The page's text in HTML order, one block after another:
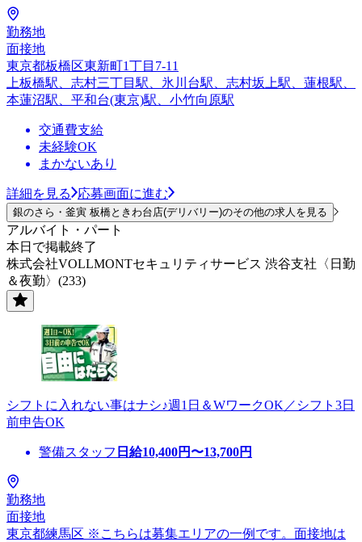
勤務地
面接地
東京都板橋区東新町1丁目7-11
上板橋駅、志村三丁目駅、氷川台駅、志村坂上駅、蓮根駅、
本蓮沼駅、平和台(東京)駅、小竹向原駅
交通費支給
未経験OK
まかないあり
詳細を見る 応募画面に進む
銀のさら・釜寅 板橋ときわ台店(デリバリー)のその他の求人を見る
アルバイト・パート
本日で掲載終了
株式会社VOLLMONTセキュリティサービス 渋谷支社〈日勤
＆夜勤〉(233)
シフトに入れない事はナシ♪週1日＆WワークOK／シフト3日
前申告OK
警備スタッフ 日給10,400円〜13,700円
勤務地
面接地
東京都練馬区 ※こちらは募集エリアの一例です。面接地は